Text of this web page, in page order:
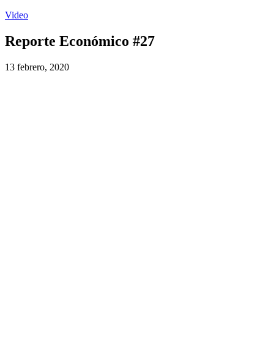
Video
Reporte Económico #27
13 febrero, 2020